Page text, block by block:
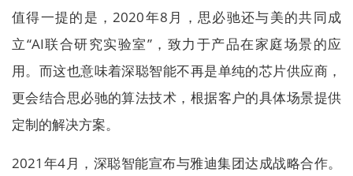
值得一提的是，2020年8月，思必驰还与美的共同成
立“AI联合研究实验室”，致力于产品在家庭场景的应
用。而这也意味着深聪智能不再是单纯的芯片供应商，
更会结合思必驰的算法技术，根据客户的具体场景提供
定制的解决方案。
2021年4月，深聪智能宣布与雅迪集团达成战略合作。